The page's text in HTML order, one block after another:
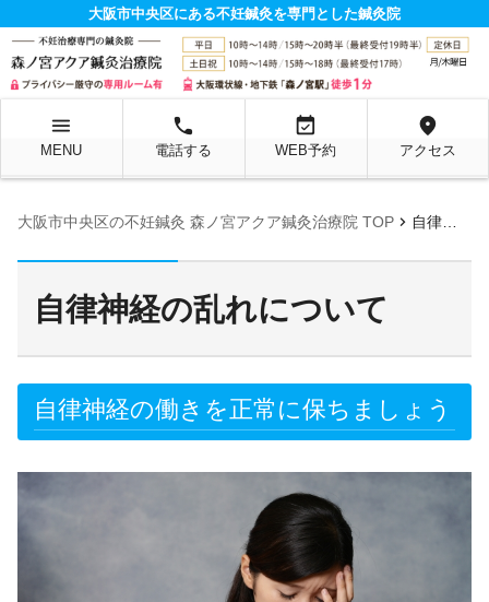
大阪市中央区にある不妊鍼灸を専門とした鍼灸院
menu
MENU
local_phone
電話する
event_available
WEB予約
location_on
アクセス
大阪市中央区の不妊鍼灸 森ノ宮アクア鍼灸治療院 TOP chevron_right 自律神経の乱れについて
自律神経の乱れについて
自律神経の働きを正常に保ちましょう